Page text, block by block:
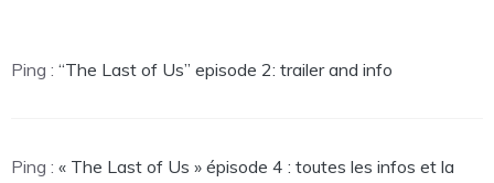
Ping : “The Last of Us” episode 2: trailer and info
Ping : « The Last of Us » épisode 4 : toutes les infos et la